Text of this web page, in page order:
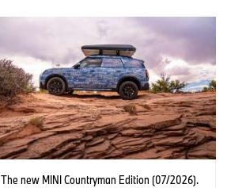
The new MINI Countryman Edition (07/2026).